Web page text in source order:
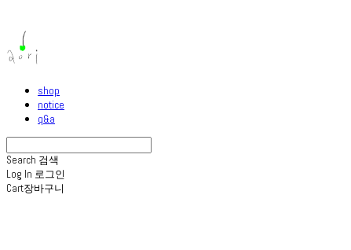
shop
notice
q&a
Search 검색
Log In 로그인
Cart장바구니